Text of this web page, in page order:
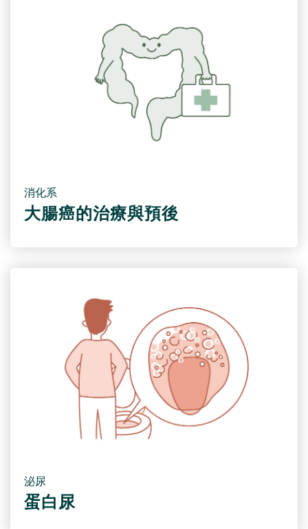
消化系
大腸癌的治療與預後
泌尿
蛋白尿